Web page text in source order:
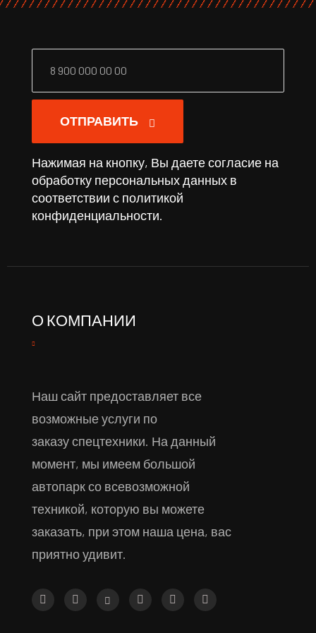
ОТПРАВИТЬ
Нажимая на кнопку, Вы даете согласие на
обработку персональных данных в
соответствии с политикой
конфиденциальности.
О КОМПАНИИ
Наш сайт предоставляет все
возможные услуги по
заказу спецтехники. На данный
момент, мы имеем большой
автопарк со всевозможной
техникой, которую вы можете
заказать, при этом наша цена, вас
приятно удивит.